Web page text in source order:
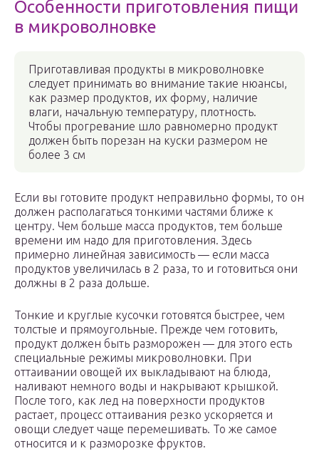
Особенности приготовления пищи
в микроволновке
Приготавливая продукты в микроволновке
следует принимать во внимание такие нюансы,
как размер продуктов, их форму, наличие
влаги, начальную температуру, плотность.
Чтобы прогревание шло равномерно продукт
должен быть порезан на куски размером не
более 3 см
Если вы готовите продукт неправильно формы, то он
должен располагаться тонкими частями ближе к
центру. Чем больше масса продуктов, тем больше
времени им надо для приготовления. Здесь
примерно линейная зависимость — если масса
продуктов увеличилась в 2 раза, то и готовиться они
должны в 2 раза дольше.
Тонкие и круглые кусочки готовятся быстрее, чем
толстые и прямоугольные. Прежде чем готовить,
продукт должен быть разморожен — для этого есть
специальные режимы микроволновки. При
оттаивании овощей их выкладывают на блюда,
наливают немного воды и накрывают крышкой.
После того, как лед на поверхности продуктов
растает, процесс оттаивания резко ускоряется и
овощи следует чаще перемешивать. То же самое
относится и к разморозке фруктов.